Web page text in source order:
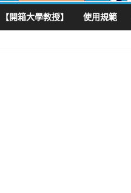
【開箱大學教授】 使用規範